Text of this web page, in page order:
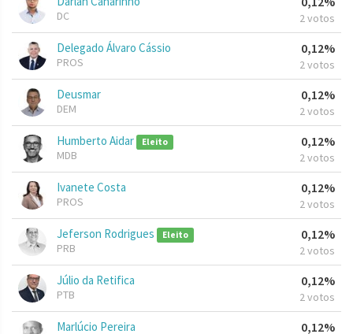
DC 2 votos
Delegado Álvaro Cássio
PROS
0,12%
2 votos
Deusmar
DEM
0,12%
2 votos
Humberto Aidar Eleito
MDB
0,12%
2 votos
Ivanete Costa
PROS
0,12%
2 votos
Jeferson Rodrigues Eleito
PRB
0,12%
2 votos
Júlio da Retifica
PTB
0,12%
2 votos
Marlúcio Pereira 0,12%